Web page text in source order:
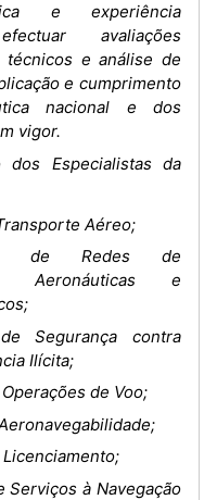
e experiência
avaliações
técnicos e análise de
e cumprimento
nacional e dos
vigor.
Especialistas da
Aéreo;
de Redes de
Aeronáuticas e
Segurança contra
Ilícita;
de Voo;
Serviços à Navegação